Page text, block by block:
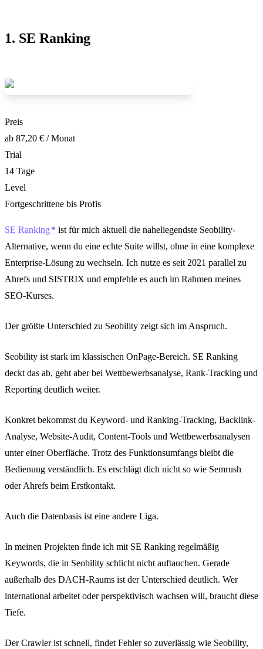
1. SE Ranking
Preis
ab 87,20 € / Monat
Trial
14 Tage
Level
Fortgeschrittene bis Profis
SE Ranking
ist für mich aktuell die naheliegendste Seobility-
Alternative, wenn du eine echte Suite willst, ohne in eine komplexe
Enterprise-Lösung zu wechseln. Ich nutze es seit 2021 parallel zu
Ahrefs und SISTRIX und empfehle es auch im Rahmen meines
SEO-Kurses.
Der größte Unterschied zu Seobility zeigt sich im Anspruch.
Seobility ist stark im klassischen OnPage-Bereich. SE Ranking
deckt das ab, geht aber bei Wettbewerbsanalyse, Rank-Tracking und
Reporting deutlich weiter.
Konkret bekommst du Keyword- und Ranking-Tracking, Backlink-
Analyse, Website-Audit, Content-Tools und Wettbewerbsanalysen
unter einer Oberfläche. Trotz des Funktionsumfangs bleibt die
Bedienung verständlich. Es erschlägt dich nicht so wie Semrush
oder Ahrefs beim Erstkontakt.
Auch die Datenbasis ist eine andere Liga.
In meinen Projekten finde ich mit SE Ranking regelmäßig
Keywords, die in Seobility schlicht nicht auftauchen. Gerade
außerhalb des DACH-Raums ist der Unterschied deutlich. Wer
international arbeitet oder perspektivisch wachsen will, braucht diese
Tiefe.
Der Crawler ist schnell, findet Fehler so zuverlässig wie Seobility,